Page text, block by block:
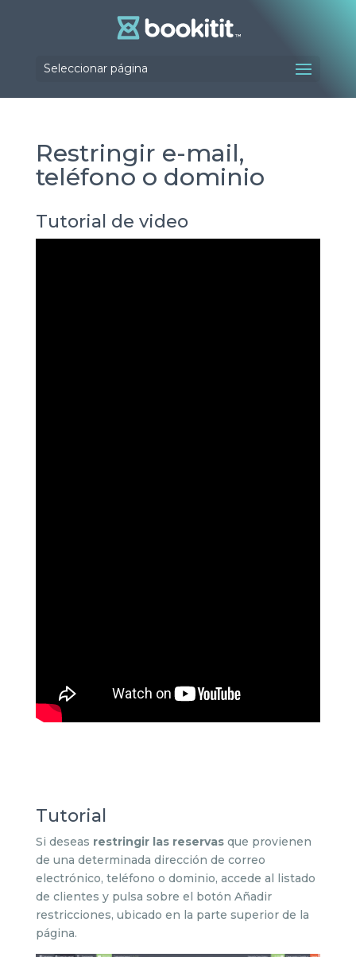
Seleccionar página
Restringir e-mail,
teléfono o dominio
Tutorial de video
Tutorial
Si deseas restringir las reservasque provienen
de una determinada dirección de correo
electrónico, teléfono o dominio, accede al listado
de clientes y pulsa sobre el botón Añadir
restricciones, ubicado en la parte superior de la
página.